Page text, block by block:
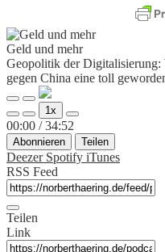
Geld und mehr
Geopolitik der
gegen China eine toll
Abspielen
Pause
Lautstärke
10
Sekunden
zurück
1x
30
Sekunden
vorwärts
00:00 / 34:52
Abonnieren Teilen
Deezer Spotify iTunes
RSS Feed
Teilen
Link